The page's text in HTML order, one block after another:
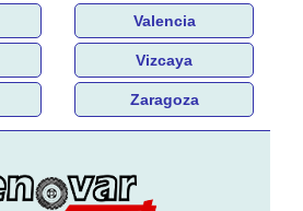
Valencia
Vizcaya
Zaragoza